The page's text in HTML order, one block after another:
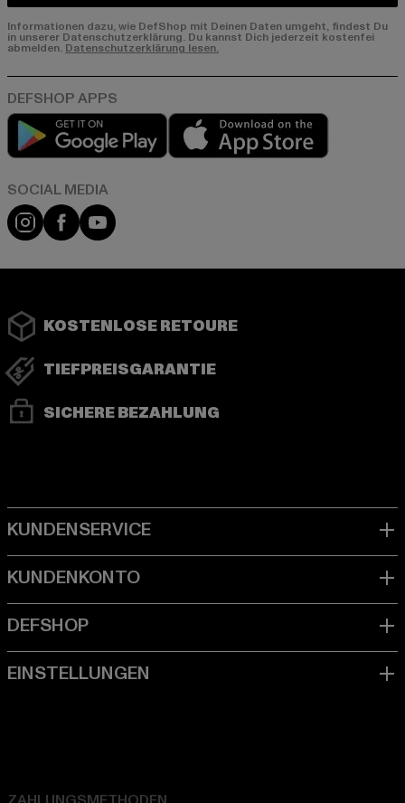
Informationen dazu, wie DefShop mit Deinen Daten umgeht, findest Du
in unserer Datenschutzerklärung. Du kannst Dich jederzeit kostenfei
abmelden. Datenschutzerklärung lesen.
Play market
Instagram
FacebookYouTube
KOSTENLOSE RETOURE
TIEFPREISGARANTIE
SICHERE BEZAHLUNG